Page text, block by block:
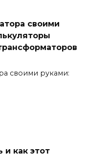
своими
своими руками:
и как этот